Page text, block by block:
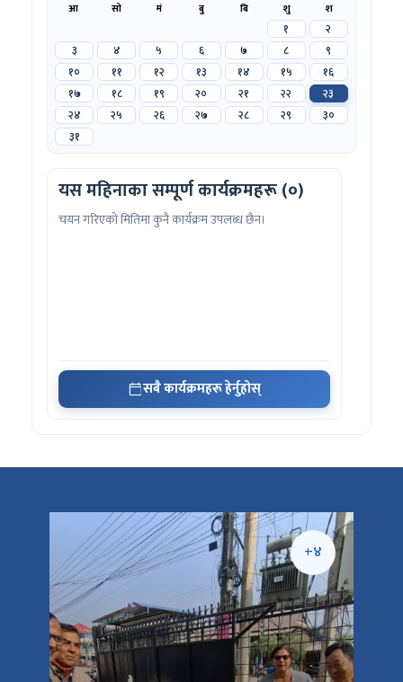
आ सो मं बु बि शु श
१
२
३
४ ५ ६ ७ ८
९
१०
११ १२ १३ १४ १५
१६
१७
१८ १९ २० २१ २२
२३
२४
२५ २६ २७ २८ २९
३०
३१
यस महिनाका सम्पूर्ण कार्यक्रमहरू (०)
चयन गरिएको मितिमा कुनै कार्यक्रम उपलब्ध छैन।
सबै कार्यक्रमहरू हेर्नुहोस्
+४